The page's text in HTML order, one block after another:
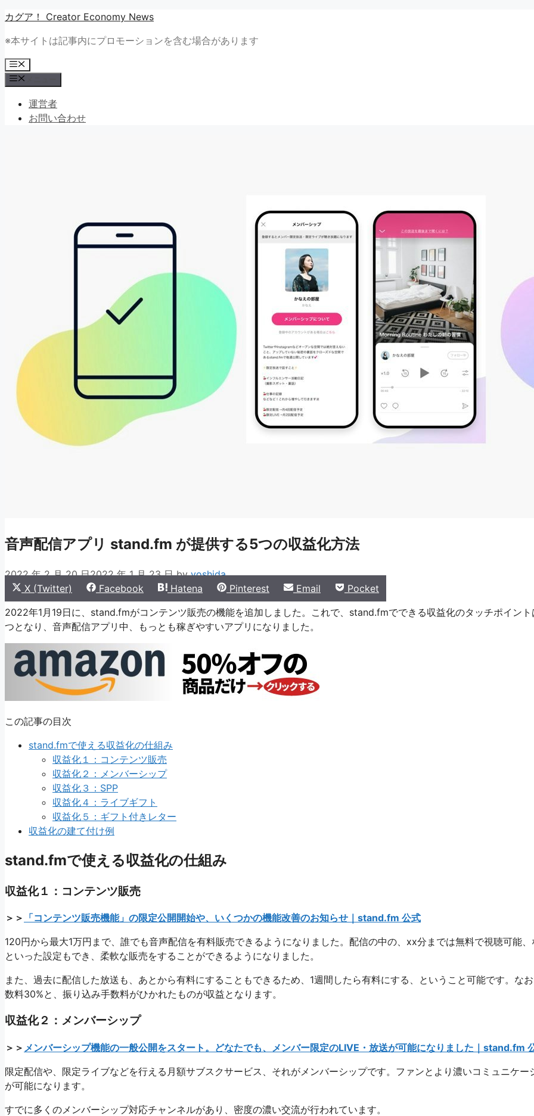
コ
テ
ン
ツ
へ
カグア！ Creator Economy News
※本サイトは記事内にプロモーションを含む場合があります
メ
ニ
ュ
運営者
お問い合わせ
音声配信アプリ stand.fm が提供する5つの収益化方法
2022 年 2 月 20 日2022 年 1 月 23 日 byyoshida
Share
on
X (Twitter)
Share
on
Facebook
Share
on
Hatena
Share
on
Pinterest
Share
on
Email
Share
on
Pocket
2022年1月19日に、stand.fmがコンテンツ販売の機能を追加しました。これで、stand.fmでできる収益化のタッチポイン
つとなり、音声配信アプリ中、もっとも稼ぎやすいアプリになりました。
この記事の目次
stand.fmで使える収益化の仕組み
収益化１：コンテンツ販売
収益化２：メンバーシップ
収益化３：SPP
収益化４：ライブギフト
収益化５：ギフト付きレター
収益化の建て付け例
stand.fmで使える収益化の仕組み
収益化１：コンテンツ販売
＞＞ 「コンテンツ販売機能」の限定公開開始や、いくつかの機能改善のお知らせ｜stand.fm 公式
120円から最大1万円まで、誰でも音声配信を有料販売できるようになりました。配信の中の、xx分までは無料で視聴可能、
といった設定もでき、柔軟な販売をすることができるようになりました。
また、過去に配信した放送も、あとから有料にすることもできるため、1週間したら有料にする、ということ可能です。な
数料30%と、振り込み手数料がひかれたものが収益となります。
収益化２：メンバーシップ
＞＞ メンバーシップ機能の一般公開をスタート。どなたでも、メンバー限定のLIVE・放送が可能になりました｜stand.fm
限定配信や、限定ライブなどを行える月額サブスクサービス、それがメンバーシップです。ファンとより濃いコミュニケー
が可能になります。
すでに多くのメンバーシップ対応チャンネルがあり、密度の濃い交流が行われています。